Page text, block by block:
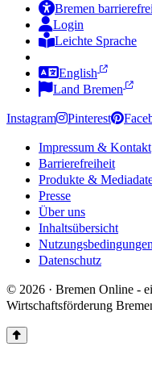
Bremen barrierefrei
Login
Leichte Sprache
English
Land Bremen
Instagram Pinterest
Impressum & Kontakt
Barrierefreiheit
Produkte &
Presse
Über uns
Inhaltsübersicht
Nutzungsbedingungen
Datenschutz
© 2026 · Bremen Online -
Wirtschaftsförderung